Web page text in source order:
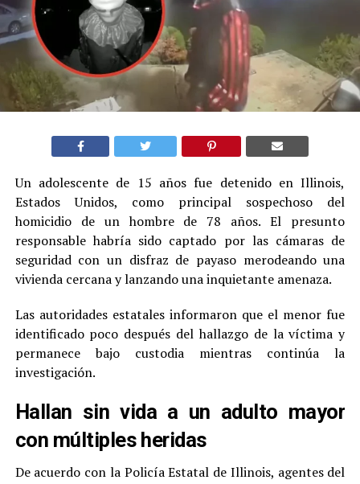
Un adolescente de 15 años fue detenido en Illinois,
Estados Unidos, como principal sospechoso del
homicidio de un hombre de 78 años. El presunto
responsable habría sido captado por las cámaras de
seguridad con un disfraz de payaso merodeando una
vivienda cercana y lanzando una inquietante amenaza.
Las autoridades estatales informaron que el menor fue
identificado poco después del hallazgo de la víctima y
permanece bajo custodia mientras continúa la
investigación.
Hallan sin vida a un adulto mayor
con múltiples heridas
De acuerdo con la Policía Estatal de Illinois, agentes del